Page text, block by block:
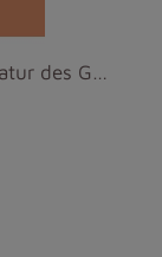
Sich der Freiheit der essentiellen Natur des Geist...